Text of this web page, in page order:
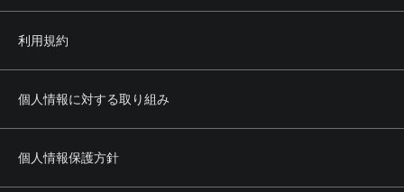
利用規約
個人情報に対する取り組み
個人情報保護方針